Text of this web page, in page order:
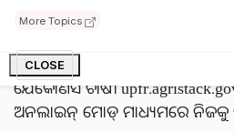
More Topics
CLOSE
ଚାଷୀ ନୂତନ ପଞ୍ଜୀକରଣ କିପରି
ଯେକୌଣସି ଚାଷୀ
ଅନଲାଇନ୍ ମୋଡ୍ ମାଧ୍ୟମରେ ନିଜକୁ